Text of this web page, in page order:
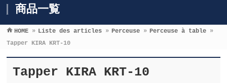
商品一覧
HOME » Liste des articles » Perceuse » Perceuse à table »
Tapper KIRA KRT-10
Tapper KIRA KRT-10